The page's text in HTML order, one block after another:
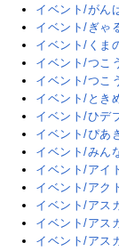
イベント/がん
イベント/ぎゃ
イベント/くま
イベント/つこ
イベント/つこ
イベント/とき
イベント/ひデ
イベント/ぴあ
イベント/みん
イベント/アイ
イベント/アク
イベント/アス
イベント/アス
イベント/アス